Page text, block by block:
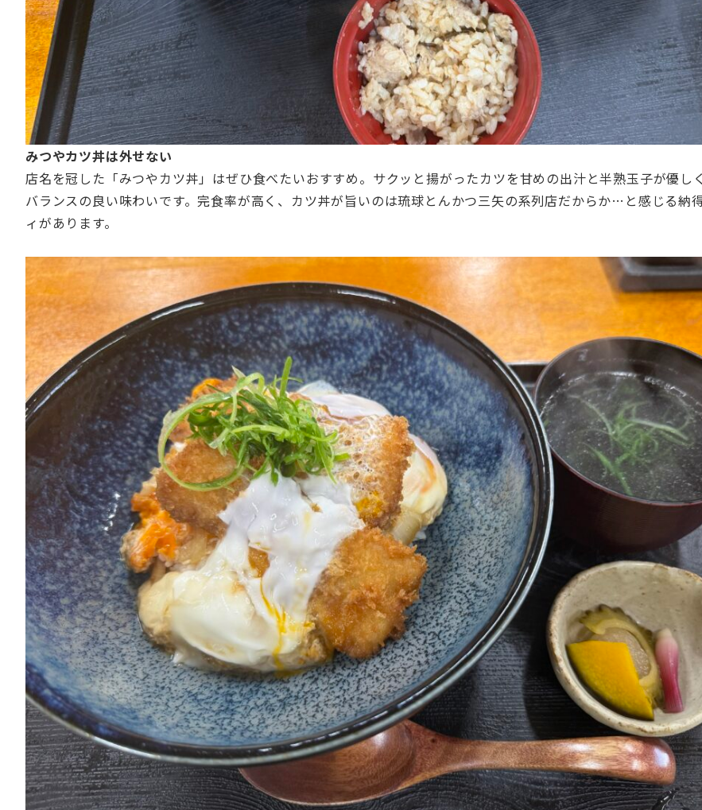
みつやカツ丼は外せない
店名を冠した「みつやカツ丼」はぜひ食べたいおすすめ。サクッと揚がったカツを甘めの出汁と半熟玉子が優し
バランスの良い味わいです。完食率が高く、カツ丼が旨いのは琉球とんかつ三矢の系列店だからか…と感じる納
ィがあります。